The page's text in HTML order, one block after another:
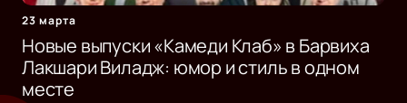
23 марта
Новые выпуски «Камеди Клаб» в Барвиха
Лакшари Виладж: юмор и стиль в одном
месте